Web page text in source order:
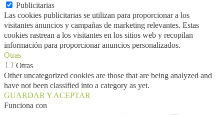
Publicitarias
Las cookies publicitarias se utilizan para proporcionar a los
visitantes anuncios y campañas de marketing relevantes. Estas
cookies rastrean a los visitantes en los sitios web y recopilan
información para proporcionar anuncios personalizados.
Otras
Otras
Other uncategorized cookies are those that are being analyzed and
have not been classified into a category as yet.
GUARDAR Y ACEPTAR
Funciona con